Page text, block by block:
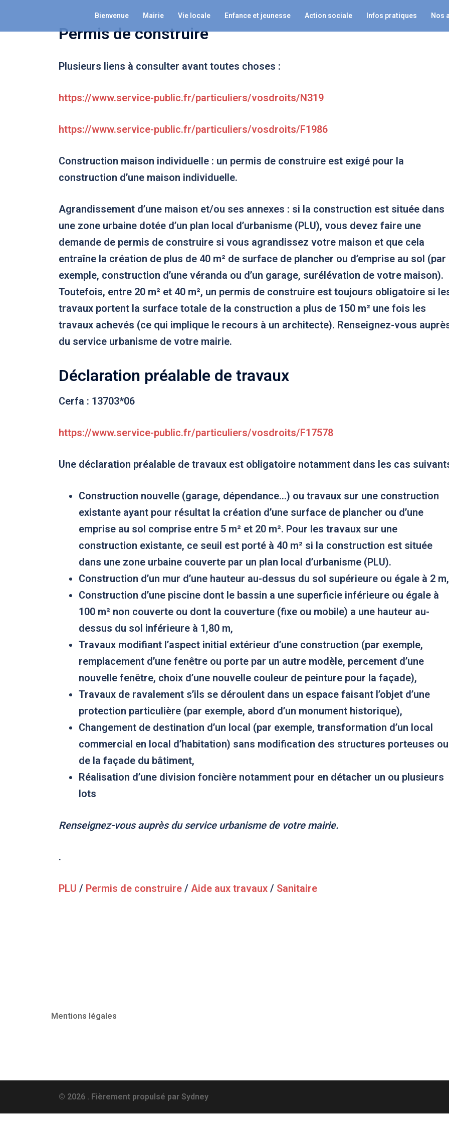
Bienvenue Mairie Vie locale Enfance et jeunesse Action sociale Infos pratiques Nos
Permis de construire
Plusieurs liens à consulter avant toutes choses :
https://www.service-public.fr/particuliers/vosdroits/N319
https://www.service-public.fr/particuliers/vosdroits/F1986
Construction maison individuelle : un permis de construire est exigé pour la
construction d’une maison individuelle.
Agrandissement d’une maison et/ou ses annexes : si la construction est située dans
une zone urbaine dotée d’un plan local d’urbanisme (PLU), vous devez faire une
demande de permis de construire si vous agrandissez votre maison et que cela
entraîne la création de plus de 40 m² de surface de plancher ou d’emprise au sol (par
exemple, construction d’une véranda ou d’un garage, surélévation de votre maison).
Toutefois, entre 20 m² et 40 m², un permis de construire est toujours obligatoire si
travaux portent la surface totale de la construction a plus de 150 m² une fois les
travaux achevés (ce qui implique le recours à un architecte). Renseignez-vous
du service urbanisme de votre mairie.
Déclaration préalable de travaux
Cerfa : 13703*06
https://www.service-public.fr/particuliers/vosdroits/F17578
Une déclaration préalable de travaux est obligatoire notamment dans les cas
Construction nouvelle (garage, dépendance…) ou travaux sur une construction
existante ayant pour résultat la création d’une surface de plancher ou d’une
emprise au sol comprise entre 5 m² et 20 m². Pour les travaux sur une
construction existante, ce seuil est porté à 40 m² si la construction est située
dans une zone urbaine couverte par un plan local d’urbanisme (PLU).
Construction d’un mur d’une hauteur au-dessus du sol supérieure ou égale à 2 m,
Construction d’une piscine dont le bassin a une superficie inférieure ou égale à
100 m² non couverte ou dont la couverture (fixe ou mobile) a une hauteur au-
dessus du sol inférieure à 1,80 m,
Travaux modifiant l’aspect initial extérieur d’une construction (par exemple,
remplacement d’une fenêtre ou porte par un autre modèle, percement d’une
nouvelle fenêtre, choix d’une nouvelle couleur de peinture pour la façade),
Travaux de ravalement s’ils se déroulent dans un espace faisant l’objet d’une
protection particulière (par exemple, abord d’un monument historique),
Changement de destination d’un local (par exemple, transformation d’un local
commercial en local d’habitation) sans modification des structures porteuses ou
de la façade du bâtiment,
Réalisation d’une division foncière notamment pour en détacher un ou plusieurs
lots
Renseignez-vous auprès du service urbanisme de votre mairie.
.
PLU / Permis de construire / Aide aux travaux / Sanitaire
Mentions légales
© 2026 . Fièrement propulsé par Sydney